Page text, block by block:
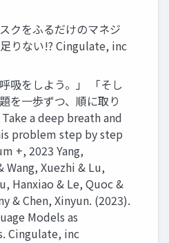
クをふるだけのマネジ
りない!? Cingulate, inc
吸をしよう。」 「そし
を一歩ずつ、順に取り
a deep breath and
problem step by step
+, 2023 Yang,
Wang, Xuezhi & Lu,
Hanxiao & Le, Quoc &
& Chen, Xinyun. (2023).
Models as
Cingulate, inc